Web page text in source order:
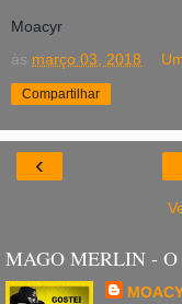
Moacyr
às março 03, 2018
Compartilhar
‹
MAGO MERLIN - O